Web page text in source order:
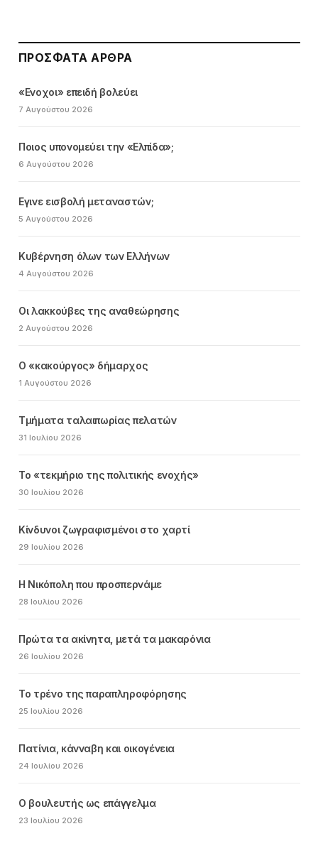
ΠΡΌΣΦΑΤΑ ΆΡΘΡΑ
«Ενοχοι» επειδή βολεύει
7 Αυγούστου 2026
Ποιος υπονομεύει την «Ελπίδα»;
6 Αυγούστου 2026
Εγινε εισβολή μεταναστών;
5 Αυγούστου 2026
Κυβέρνηση όλων των Ελλήνων
4 Αυγούστου 2026
Οι λακκούβες της αναθεώρησης
2 Αυγούστου 2026
Ο «κακούργος» δήμαρχος
1 Αυγούστου 2026
Τμήματα ταλαιπωρίας πελατών
31 Ιουλίου 2026
Το «τεκμήριο της πολιτικής ενοχής»
30 Ιουλίου 2026
Κίνδυνοι ζωγραφισμένοι στο χαρτί
29 Ιουλίου 2026
Η Νικόπολη που προσπερνάμε
28 Ιουλίου 2026
Πρώτα τα ακίνητα, μετά τα μακαρόνια
26 Ιουλίου 2026
Το τρένο της παραπληροφόρησης
25 Ιουλίου 2026
Πατίνια, κάνναβη και οικογένεια
24 Ιουλίου 2026
Ο βουλευτής ως επάγγελμα
23 Ιουλίου 2026